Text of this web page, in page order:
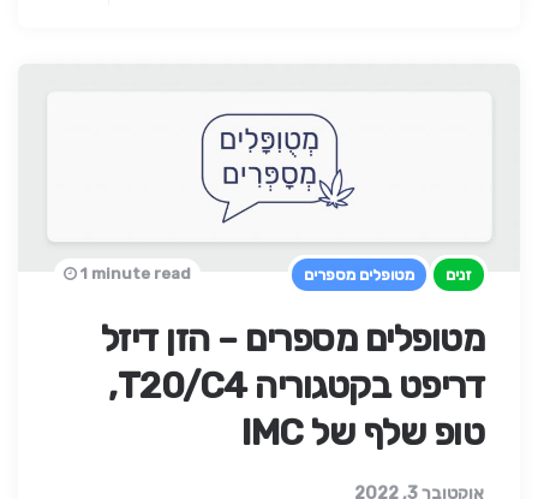
זנים מטופלים מספרים
מטופלים מספרים – הזן דיזל
דריפט בקטגוריה T20/C4,
טופ שלף של IMC
אוקטובר 3, 2022
1 minute read